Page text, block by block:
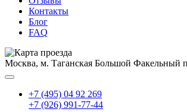
Контакты
Блог
FAQ
Москва, м. Таганская Большой Факельный
+7 (495) 04 92 269
+7 (926) 991-77-44